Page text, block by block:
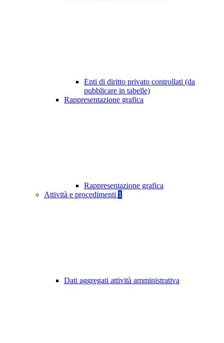
Enti di diritto privato controllati (da
pubblicare in tabelle)
Rappresentazione grafica
Rappresentazione grafica
Attività e procedimenti 1
Dati aggregati attività amministrativa